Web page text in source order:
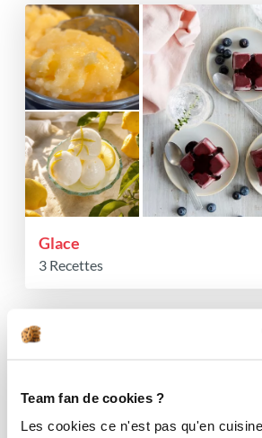
Team fan de cookies ?
Les cookies ce n'est pas qu'en
Glace
3 Recettes